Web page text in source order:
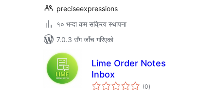
preciseexpressions
१० भन्दा कम सक्रिय स्थापना
7.0.3 सँग जाँच गरिएको
Lime Order Notes
Inbox
(0कुल
रेटिङ्गहरू
)